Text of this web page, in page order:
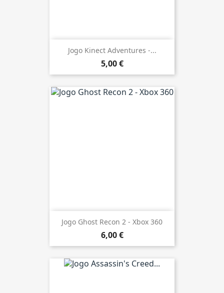
Jogo Kinect Adventures -...
5,00 €
Jogo Ghost Recon 2 - Xbox 360
6,00 €